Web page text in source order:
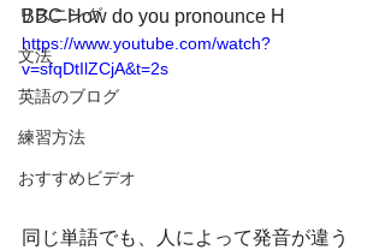
リスニング
文法
英語のブログ
練習方法
おすすめビデオ
BBC How do you pronounce H
https://www.youtube.com/watch?
v=sfqDtIlZCjA&t=2s
同じ単語でも、人によって発音が違う